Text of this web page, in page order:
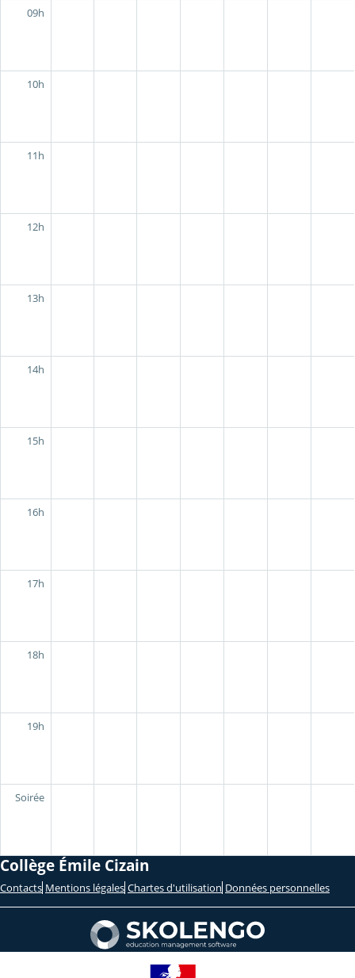
09h
10h
11h
12h
13h
14h
15h
16h
17h
18h
19h
Soirée
Collège Émile Cizain
Contacts Mentions légales Chartes d'utilisation Données personnelles